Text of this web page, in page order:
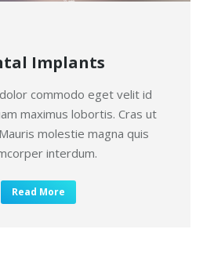
Implants
commodo eget velit id
maximus lobortis. Cras ut
molestie magna quis
interdum.
Read More